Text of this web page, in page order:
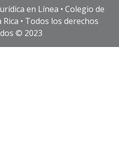
en Línea • Colegio de
• Todos los derechos
© 2023